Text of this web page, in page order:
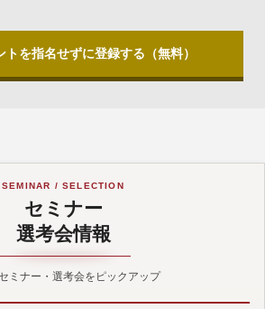
トを指名せずに登録する（無料）
SEMINAR / SELECTION
セミナー
選考会情報
ミナー・選考会をピックアップ